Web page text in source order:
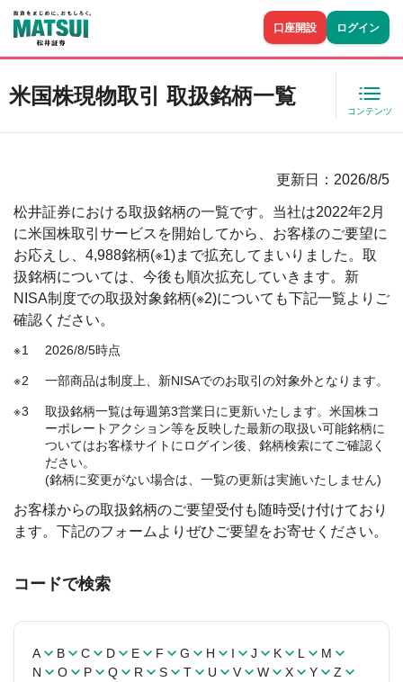
口座開設 ログイン
米国株現物取引 取扱銘柄一覧
コンテンツ
更新日：2026/8/5
松井証券における取扱銘柄の一覧です。当社は2022年2月
に米国株取引サービスを開始してから、お客様のご要望に
お応えし、4,988銘柄(※1)まで拡充してまいりました。取
扱銘柄については、今後も順次拡充していきます。新
NISA制度での取扱対象銘柄(※2)についても下記一覧よりご
確認ください。
1 2026/8/5時点
2 一部商品は制度上、新NISAでのお取引の対象外となります。
3
取扱銘柄一覧は毎週第3営業日に更新いたします。米国株コ
ーポレートアクション等を反映した最新の取扱い可能銘柄に
ついてはお客様サイトにログイン後、銘柄検索にてご確認く
ださい。
(銘柄に変更がない場合は、一覧の更新は実施いたしません)
お客様からの取扱銘柄のご要望受付も随時受け付けており
ます。下記のフォームよりぜひご要望をお寄せください。
コードで検索
A B C D E F G H I J K L
M
N
O P Q R S T U V W X Y Z